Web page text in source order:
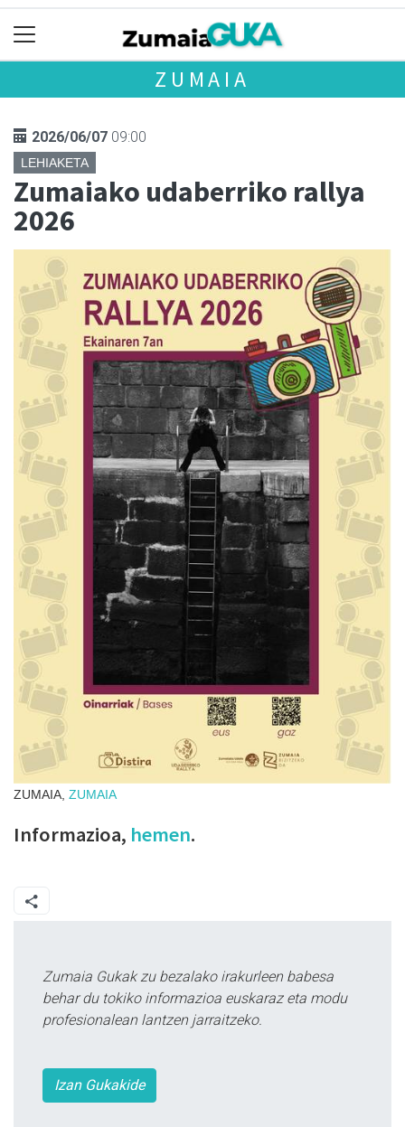
ZUMAIA
2026/06/07 09:00
LEHIAKETA
Zumaiako udaberriko rallya
2026
ZUMAIA, ZUMAIA
Informazioa, hemen.
Zumaia Gukak zu bezalako irakurleen babesa
behar du tokiko informazioa euskaraz eta modu
profesionalean lantzen jarraitzeko.
Izan Gukakide